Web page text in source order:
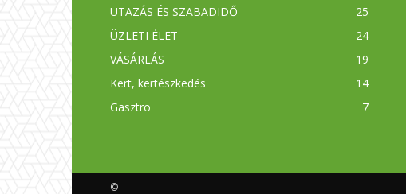
UTAZÁS ÉS SZABADIDŐ
25
ÜZLETI ÉLET
24
VÁSÁRLÁS
19
Kert, kertészkedés
14
Gasztro
7
©